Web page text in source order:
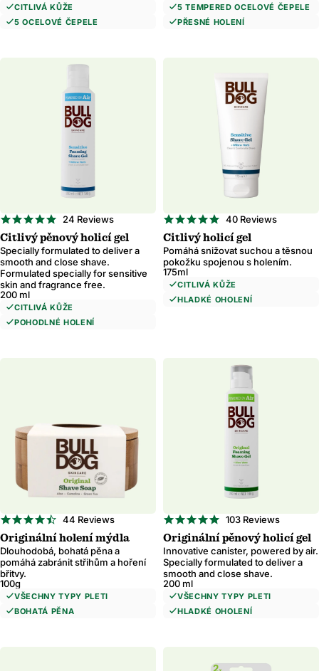
CITLIVÁ KŮŽE
5 OCELOVÉ ČEPELE
5 TEMPERED OCELOVÉ ČEPELE
PŘESNÉ HOLENÍ
5.0
rating
24 Reviews
Citlivý pěnový holicí gel
Specially formulated to deliver a
smooth and close shave.
Formulated specially for sensitive
skin and fragrance free.
200 ml
CITLIVÁ KŮŽE
POHODLNÉ HOLENÍ
4.9
star
rating
40 Reviews
Citlivý holicí gel
Pomáhá snižovat suchou a těsnou
pokožku spojenou s holením.
175ml
CITLIVÁ KŮŽE
HLADKÉ OHOLENÍ
4.5
star
rating
44 Reviews
Originální holení mýdla
Dlouhodobá, bohatá pěna a
pomáhá zabránit střihům a hoření
břitvy.
100g
VŠECHNY TYPY PLETI
BOHATÁ PĚNA
4.8
star
rating
103 Reviews
Originální pěnový holicí gel
Innovative canister, powered by air.
Specially formulated to deliver a
smooth and close shave.
200 ml
VŠECHNY TYPY PLETI
HLADKÉ OHOLENÍ